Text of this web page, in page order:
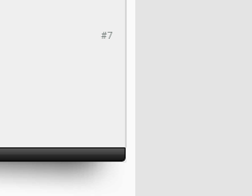
#7